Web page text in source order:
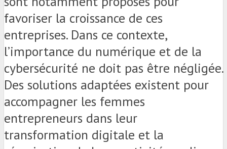
favoriser la croissance de ces
entreprises. Dans ce contexte,
l’importance du numérique et de la
cybersécurité ne doit pas être négligée.
Des solutions adaptées existent pour
accompagner les femmes
entrepreneurs dans leur
transformation digitale et la